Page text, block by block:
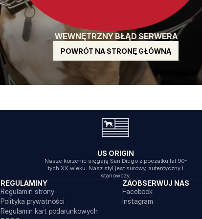
WEWNĘTRZNY BŁĄD SERWERA
POWRÓT NA STRONĘ GŁÓWNĄ
US ORIGIN
Nasze korzenie sięgają San Diego z poczatku lat 90-
tych XX wieku. Nasz styl jest surowy, autentyczny i
stanowczy.
REGULAMINY
Regulamin strony
Polityka prywatności
Regulamin kart podarunkowych
ZAOBSERWUJ NAS
Facebook
Instagram